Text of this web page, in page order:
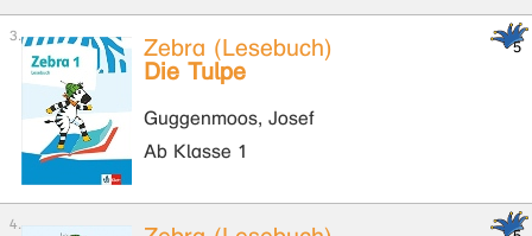
Zebra (Lesebuch)
Die Tulpe
Guggenmoos, Josef
Ab Klasse 1